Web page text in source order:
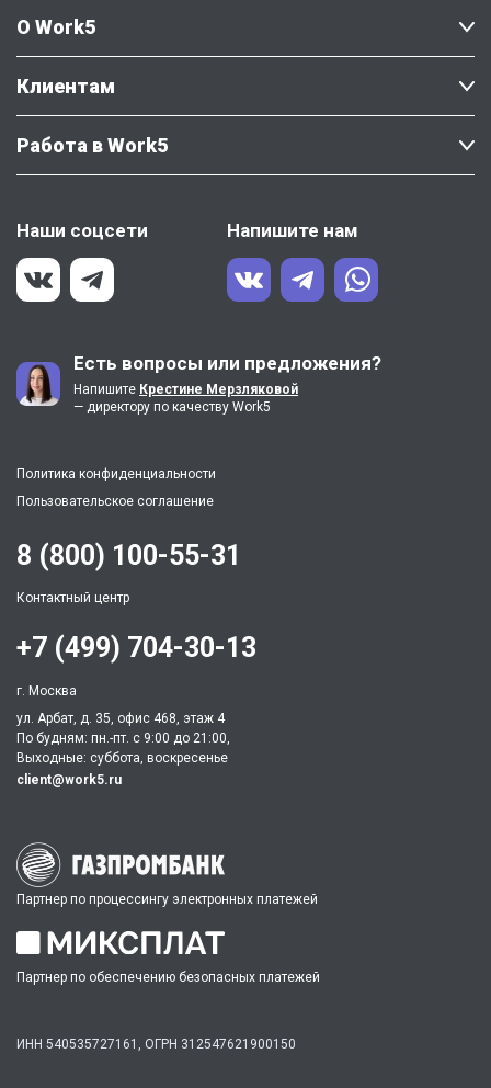
О Work5
Клиентам
Работа в Work5
Наши соцсети Напишите нам
Есть вопросы или предложения?
Напишите Крестине Мерзляковой
— директору по качеству Work5
Политика конфиденциальности
Пользовательское соглашение
Партнер по процессингу электронных платежей
Партнер по обеспечению безопасных платежей
ИНН 540535727161, ОГРН 312547621900150
8 (800) 100-55-31
Контактный центр
+7 (499) 704-30-13
г. Москва
ул. Арбат, д. 35, офис 468, этаж 4
По будням: пн.-пт. c 9:00 до 21:00,
Выходные: суббота, воскресенье
client@work5.ru